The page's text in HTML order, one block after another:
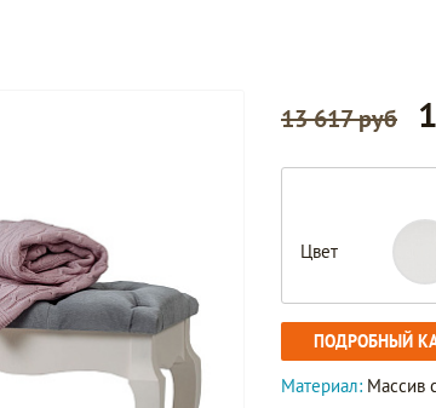
13 617 руб
Цвет
ПОДРОБНЫЙ
Материал: Массив